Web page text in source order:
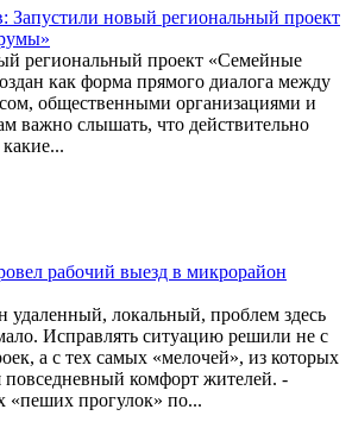
Запустили новый региональный проект
региональный проект «Семейные
как форма прямого диалога между
общественными организациями и
важно слышать, что действительно
рабочий выезд в микрорайон
удаленный, локальный, проблем здесь
Исправлять ситуацию решили не с
а с тех самых «мелочей», из которых
повседневный комфорт жителей. -
«пеших прогулок» по...